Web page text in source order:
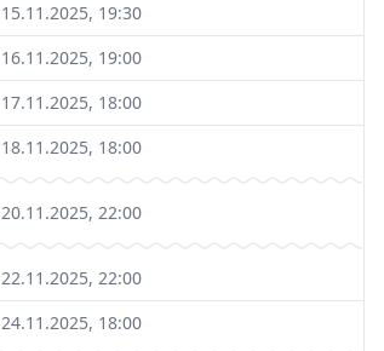
15.11.2025, 19:30
16.11.2025, 19:00
17.11.2025, 18:00
18.11.2025, 18:00
20.11.2025, 22:00
22.11.2025, 22:00
24.11.2025, 18:00